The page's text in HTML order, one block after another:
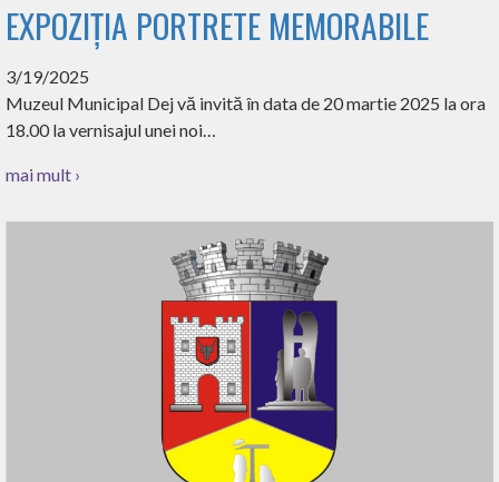
EXPOZIȚIA PORTRETE MEMORABILE
3/19/2025
Muzeul Municipal Dej vă invită în data de 20 martie 2025 la ora
18.00 la vernisajul unei noi…
mai mult ›